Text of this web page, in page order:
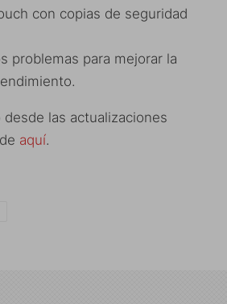
con copias de seguridad
problemas para mejorar la
las actualizaciones
aquí.